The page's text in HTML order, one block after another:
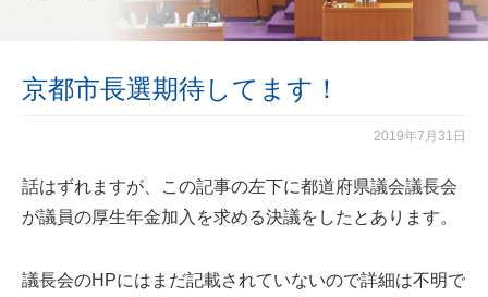
京都市長選期待してます！
2019年7月31日
話はずれますが、この記事の左下に都道府県議会議長会
が議員の厚生年金加入を求める決議をしたとあります。
議長会のHPにはまだ記載されていないので詳細は不明で